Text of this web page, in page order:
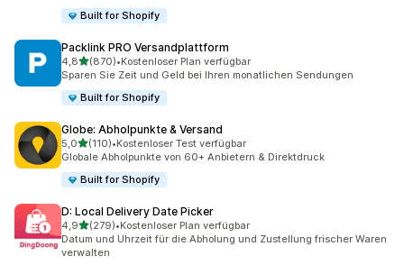
Built for Shopify
Packlink PRO Versandplattform
4,8von 5 Sternen
(870)
870 Rezensionen insgesamt
•Kostenloser Plan verfügbar
Sparen Sie Zeit und Geld bei Ihren monatlichen Sendungen
Built for Shopify
Globe: Abholpunkte & Versand
5,0von 5 Sternen
(110)
110 Rezensionen insgesamt
•Kostenloser Test verfügbar
Globale Abholpunkte von 60+ Anbietern & Direktdruck
Built for Shopify
D: Local Delivery Date Picker
4,9von 5 Sternen
(279)
279 Rezensionen insgesamt
•Kostenloser Plan verfügbar
Datum und Uhrzeit für die Abholung und Zustellung frischer Waren
verwalten